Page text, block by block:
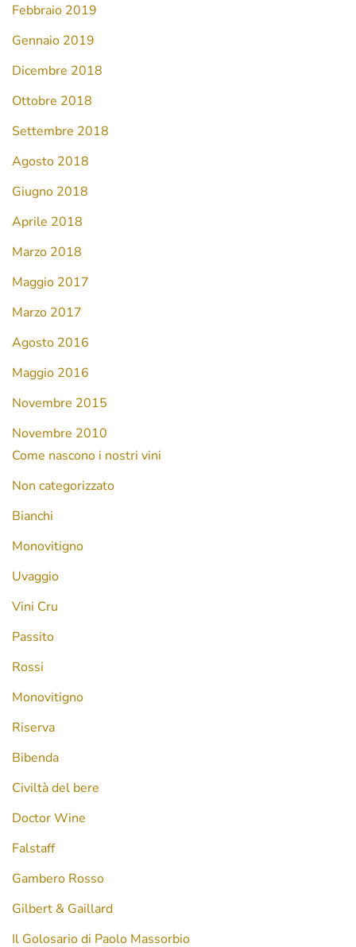
Febbraio 2019
Gennaio 2019
Dicembre 2018
Ottobre 2018
Settembre 2018
Agosto 2018
Giugno 2018
Aprile 2018
Marzo 2018
Maggio 2017
Marzo 2017
Agosto 2016
Maggio 2016
Novembre 2015
Novembre 2010
Come nascono i nostri vini
Non categorizzato
Bianchi
Monovitigno
Uvaggio
Vini Cru
Passito
Rossi
Monovitigno
Riserva
Bibenda
Civiltà del bere
Doctor Wine
Falstaff
Gambero Rosso
Gilbert & Gaillard
Il Golosario di Paolo Massorbio